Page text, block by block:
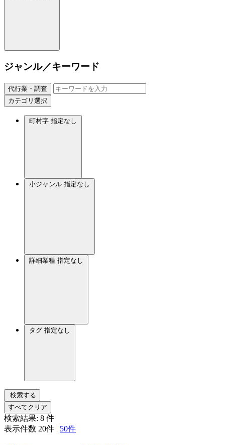
ジャンル／キーワード
代行業・調査
カテゴリ選択
町村字 指定なし
小ジャンル 指定なし
詳細業種 指定なし
タグ 指定なし
検索する
すべてクリア
検索結果: 8 件
表示件数 20件 | 50件